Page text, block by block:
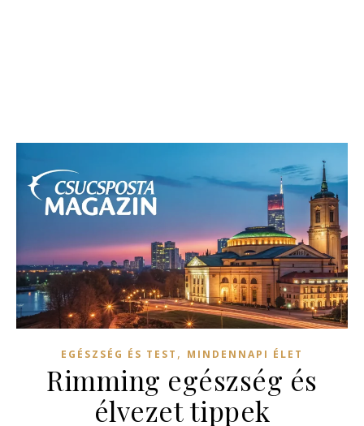
EGÉSZSÉG ÉS TEST , MINDENNAPI ÉLET
Rimming egészség és
élvezet tippek